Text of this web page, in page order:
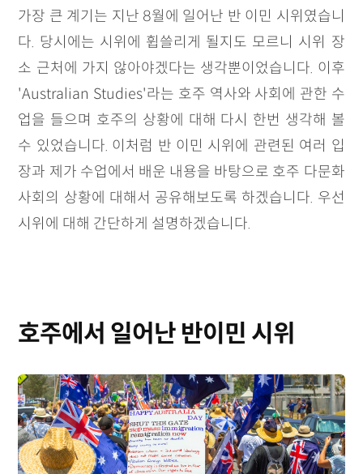
가장 큰 계기는 지난 8월에 일어난 반 이민 시위였습니
다. 당시에는 시위에 휩쓸리게 될지도 모르니 시위 장
소 근처에 가지 않아야겠다는 생각뿐이었습니다. 이후
'Australian Studies'라는 호주 역사와 사회에 관한 수
업을 들으며 호주의 상황에 대해 다시 한번 생각해 볼
수 있었습니다. 이처럼 반 이민 시위에 관련된 여러 입
장과 제가 수업에서 배운 내용을 바탕으로 호주 다문화
사회의 상황에 대해서 공유해보도록 하겠습니다. 우선
시위에 대해 간단하게 설명하겠습니다.
호주에서 일어난 반이민 시위